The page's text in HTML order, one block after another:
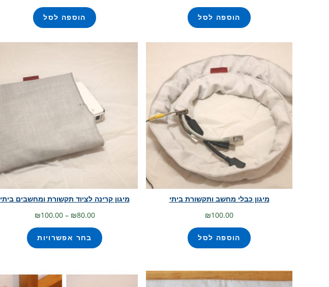
הוספה לסל הוספה לסל
מיגון כבלי מחשב ותקשורת ביתי
₪100.00
הוספה לסל
מיגון קרינה לציוד תקשורת ומחשבים ביתי
₪80.00
–
₪100.00
מחירים:
בחר אפשרויות